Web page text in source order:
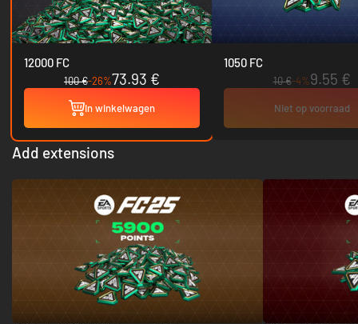
12000 FC
100 €-26%73.93 €
In winkelwagen
1050 FC
10 €-4%9.55 €
Niet op voorraad
Add extensions